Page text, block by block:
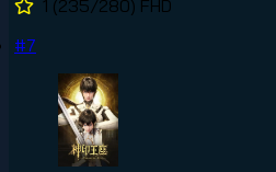
1 (235/280) FHD
#7